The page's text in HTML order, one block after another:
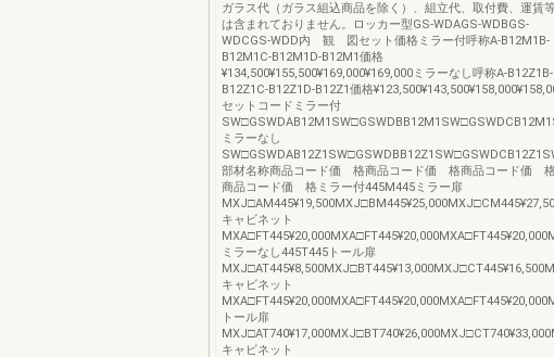
ガラス代（ガラス組込商品を除く）、組立代、取付費、運賃
は含まれておりません。ロッカー型GS-WDAGS-WDBGS-
WDCGS-WDD内 観 図セット価格ミラー付呼称A-B12M1B-
B12M1C-B12M1D-B12M1価格
¥134,500¥155,500¥169,000¥169,000ミラーなし呼称A-B12Z1B-
B12Z1C-B12Z1D-B12Z1価格
セットコードミラー付
ミラーなし
部材名称商品コード価 格商品コード価 格商品コード価
商品コード価 格ミラー付445M445ミラー扉
キャビネット
ミラーなし445T445トール扉
キャビネット
トール扉
キャビネット